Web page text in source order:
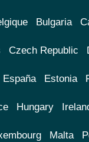
Bulgaria
Czech Republic
España Estonia
Hungary
Malta